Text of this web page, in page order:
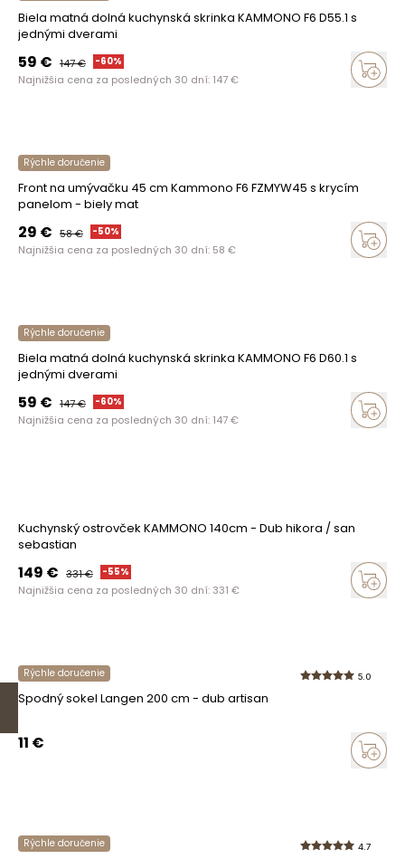
Biela matná dolná kuchynská skrinka KAMMONO F6 D55.1 s
jednými dverami
59 € 147€ -60%
Najnižšia cena za posledných 30 dní: 147€
Rýchle doručenie
Front na umývačku 45 cm Kammono F6 FZMYW45 s krycím
panelom - biely mat
29 € 58€ -50%
Najnižšia cena za posledných 30 dní: 58 €
Rýchle doručenie
Biela matná dolná kuchynská skrinka KAMMONO F6 D60.1 s
jednými dverami
59 € 147€ -60%
Najnižšia cena za posledných 30 dní: 147€
Kuchynský ostrovček KAMMONO 140cm - Dub hikora / san
sebastian
149 € 331€ -55%
Najnižšia cena za posledných 30 dní: 331 €
Rýchle doručenie 5.0
Spodný sokel Langen 200 cm - dub artisan
11 €
Rýchle doručenie 4.7